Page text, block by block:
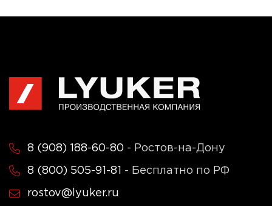
8 (908) 188-60-80 - Ростов-на-Дону
8 (800) 505-91-81 - Бесплатно по РФ
rostov@lyuker.ru